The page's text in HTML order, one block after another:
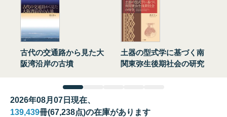
古代の交通路から見た大
阪湾沿岸の古墳
土器の型式学に基づく南
関東弥生後期社会の研究
2026年08月07日現在、
139,439冊(67,238点)の在庫があります